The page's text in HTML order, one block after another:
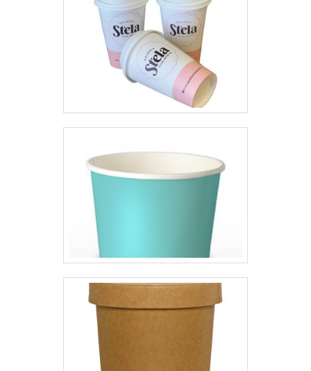
de resíduos infectantes.Isso se
deve ao fato de ser uma
empresa comprometida com
seus serviços e uma empresa
altamente qualificada,
qualificações possíveis pelo fato
realizadas as atividades e sala
de treinamento com materiais
sofisticados. Tudo isso, somado
à performance de uma equipe
multidisciplinar de consultores
associados e profissionais
qualificados, garante uma
entrega de excelência de ponta a